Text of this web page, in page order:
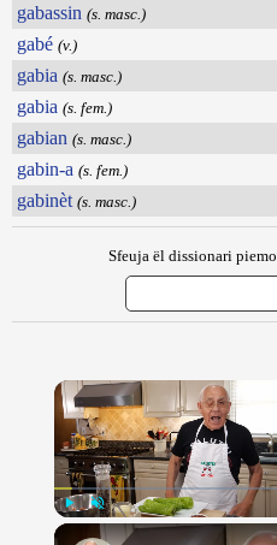
gabassin (s. masc.)
gabé (v.)
gabia (s. masc.)
gabia (s. fem.)
gabian (s. masc.)
gabin-a (s. fem.)
gabinèt (s. masc.)
Sfeuja ël dissionari
Unmute